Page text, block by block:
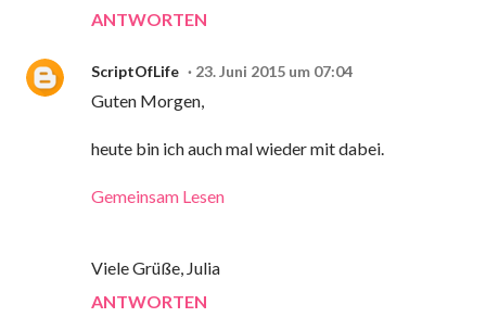
ANTWORTEN
ScriptOfLife 23. Juni 2015 um 07:04
Guten Morgen,
heute bin ich auch mal wieder mit dabei.
Gemeinsam Lesen
Viele Grüße, Julia
ANTWORTEN